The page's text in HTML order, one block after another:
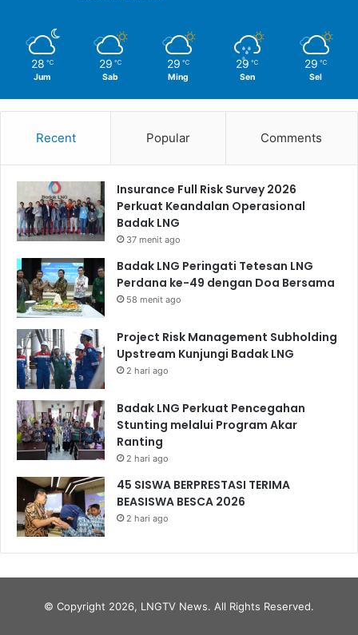
28 ℃
Jum
29 ℃
Sab
29 ℃
Ming
29 ℃
Sen
29 ℃
Sel
Recent Popular Comments
Insurance Full Risk Survey 2026
Perkuat Keandalan Operasional
Badak LNG
37 menit ago
Badak LNG Peringati Tetesan LNG
Perdana ke-49 dengan Doa Bersama
58 menit ago
Project Risk Management Subholding
Upstream Kunjungi Badak LNG
2 hari ago
Badak LNG Perkuat Pencegahan
Stunting melalui Program Akar
Ranting
2 hari ago
45 SISWA BERPRESTASI TERIMA
BEASISWA BESCA 2026
2 hari ago
© Copyright 2026, LNGTV News. All Rights Reserved.